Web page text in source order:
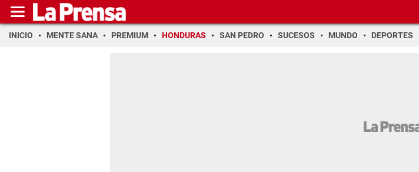
INICIO MENTE SANA PREMIUM HONDURAS SAN PEDRO SUCESOS MUNDO DEPORTES